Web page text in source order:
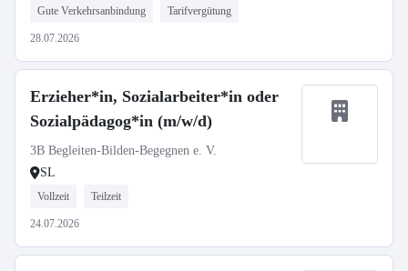
Gute Verkehrsanbindung Tarifvergütung
28.07.2026
Erzieher*in, Sozialarbeiter*in oder
Sozialpädagog*in (m/w/d)
3B Begleiten-Bilden-Begegnen e. V.
SL
Vollzeit Teilzeit
24.07.2026